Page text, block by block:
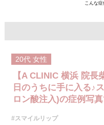
こんな
20代 女性
【A CLINIC 横浜 院
日のうちに手に入る♪
ロン酸注入)の症例写
#スマイルリップ